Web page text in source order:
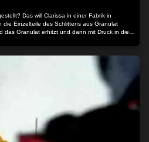
Das will Clarissa in einer Fabrik in
die Einzelteile des Schlittens aus Granulat
das Granulat erhitzt und dann mit Druck in die
lenken kann?